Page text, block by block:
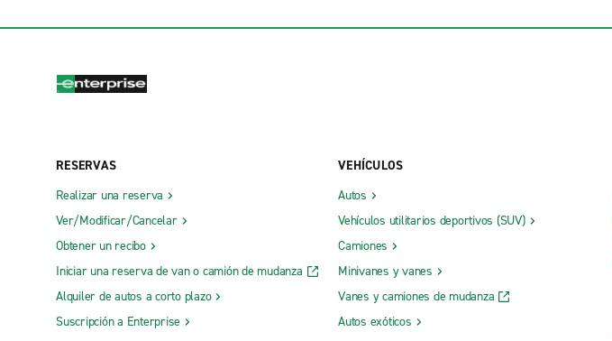
RESERVAS
Realizar una reserva
Ver/Modificar/Cancelar
Obtener un recibo
Iniciar una reserva de van o camión de mudanza
Alquiler de autos a corto plazo
Suscripción a Enterprise
VEHÍCULOS
Autos
Vehículos utilitarios deportivos (SUV)
Camiones
Minivanes y vanes
Vanes y camiones de mudanza
Autos exóticos